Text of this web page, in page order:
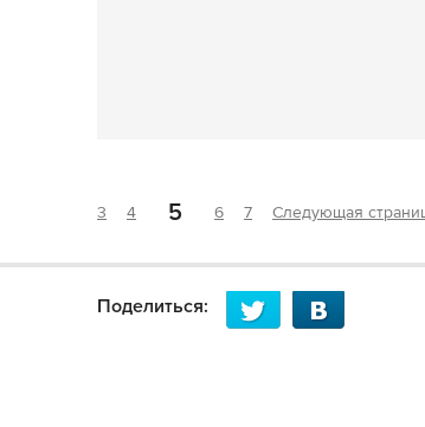
3 4 5 6 7 Следующая
Поделиться: